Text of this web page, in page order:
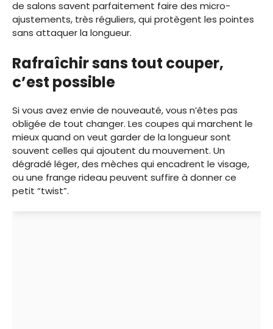
de salons savent parfaitement faire des micro-
ajustements, très réguliers, qui protègent les pointes
sans attaquer la longueur.
Rafraîchir sans tout couper,
c’est possible
Si vous avez envie de nouveauté, vous n’êtes pas
obligée de tout changer. Les coupes qui marchent le
mieux quand on veut garder de la longueur sont
souvent celles qui ajoutent du mouvement. Un
dégradé léger, des mèches qui encadrent le visage,
ou une frange rideau peuvent suffire à donner ce
petit “twist”.